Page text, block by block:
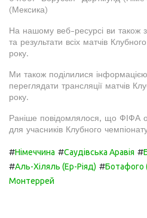
(Мексика)
На нашому веб-ресурсі ви також
та результати всіх матчів
року.
Ми також поділилися
переглядати трансляції матчів
року.
Раніше повідомлялося, що ФІФА
для учасників Клубного
#Німеччина #Саудівська Аравія #
#Аль-Хіляль (Ер-Ріяд) #Ботафого
Монтеррей